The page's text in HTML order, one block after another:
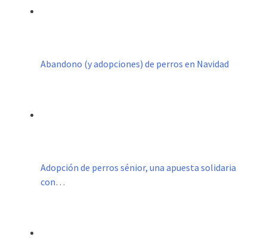
Abandono (y adopciones) de perros en Navidad
Adopción de perros sénior, una apuesta solidaria
con…